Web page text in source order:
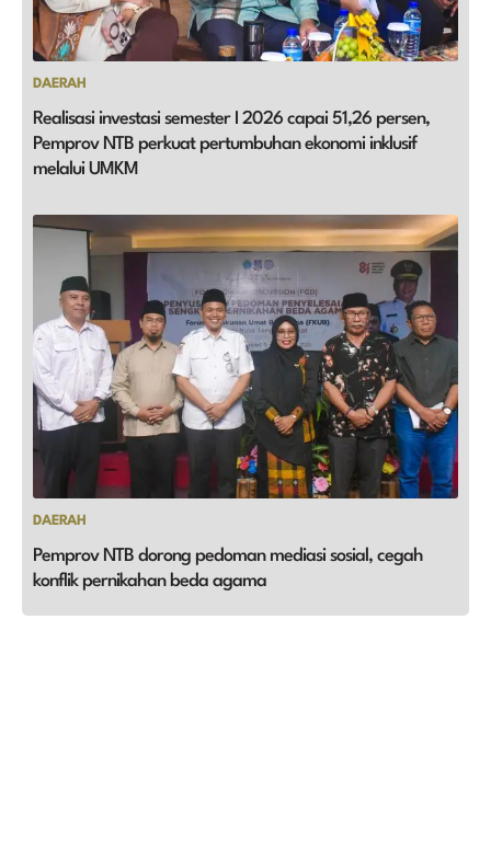
DAERAH
Realisasi investasi semester I 2026 capai 51,26 persen,
Pemprov NTB perkuat pertumbuhan ekonomi inklusif
melalui UMKM
DAERAH
Pemprov NTB dorong pedoman mediasi sosial, cegah
konflik pernikahan beda agama